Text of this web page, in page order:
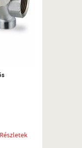
Részletek